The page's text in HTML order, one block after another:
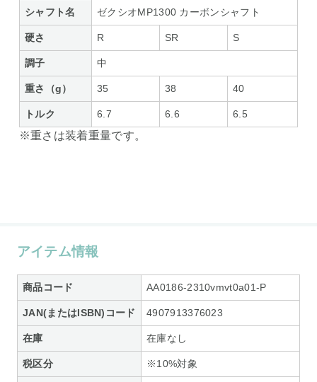
シャフト名 ゼクシオMP1300 カーボンシャフト
硬さ R SR S
調子 中
重さ（g） 35 38 40
トルク 6.7 6.6 6.5
※重さは装着重量です。
アイテム情報
商品コード AA0186-2310vmvt0a01-P
JAN(またはISBN)コード 4907913376023
在庫 在庫なし
税区分 ※10%対象